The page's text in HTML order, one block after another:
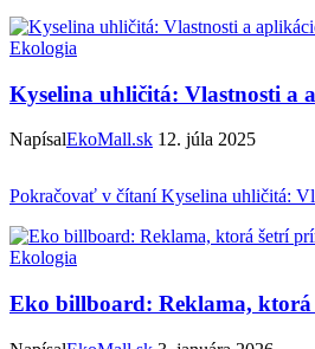
Ekologia
Kyselina uhličitá: Vlastnosti a
NapísalEkoMall.sk 12. júla 2025
Pokračovať v čítaníKyselina uhličitá:
Ekologia
Eko billboard: Reklama,